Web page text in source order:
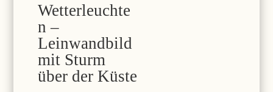
Wetterleuchte
n –
Leinwandbild
mit Sturm
über der Küste